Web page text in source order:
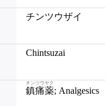
チンツウザイ
Chintsuzai
鎮痛薬
チンツウヤク
; Analgesics